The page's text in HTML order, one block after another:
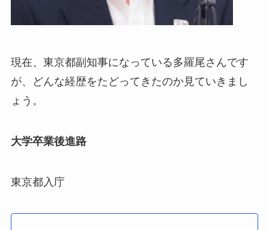
現在、東京都副知事になっている多羅尾さんです
が、どんな経歴をたどってきたのか見ていきまし
ょう。
大学卒業後進路
東京都入庁